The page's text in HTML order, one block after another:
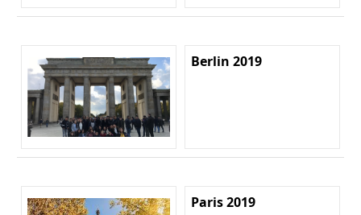
Berlin 2019
Paris 2019